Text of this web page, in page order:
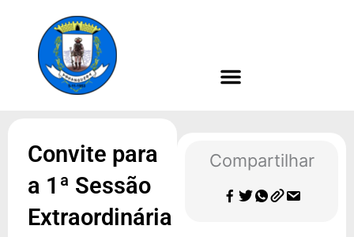
conteúdo
Convite para
a 1ª Sessão
Extraordinária
Compartilhar